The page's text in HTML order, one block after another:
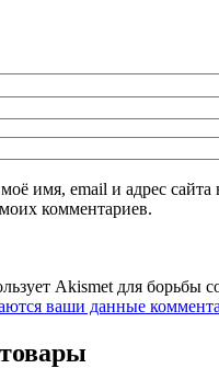
имя, email и адрес сайта
комментариев.
Akismet для борьбы
ваши данные